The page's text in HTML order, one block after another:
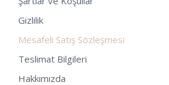
Gizlilik
Mesafeli Satış Sözleşmesi
Teslimat Bilgileri
Hakkımızda